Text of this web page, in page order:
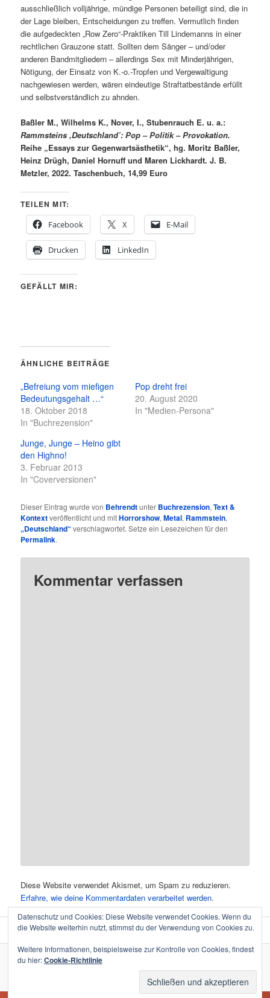
ausschließlich volljährige, mündige Personen beteiligt sind, die in
der Lage bleiben, Entscheidungen zu treffen. Vermutlich finden
die aufgedeckten „Row Zero“-Praktiken Till Lindemanns in einer
rechtlichen Grauzone statt. Sollten dem Sänger – und/oder
anderen Bandmitgliedern – allerdings Sex mit Minderjährigen,
Nötigung, der Einsatz von K.-o.-Tropfen und Vergewaltigung
nachgewiesen werden, wären eindeutige Straftatbestände erfüllt
und selbstverständlich zu ahnden.
Baßler M., Wilhelms K., Nover, I., Stubenrauch E. u. a.:
Rammsteins ,Deutschland’: Pop – Politik – Provokation.
Reihe „Essays zur Gegenwartsästhetik“, hg. Moritz Baßler,
Heinz Drügh, Daniel Hornuff und Maren Lickhardt. J. B.
Metzler, 2022. Taschenbuch, 14,99 Euro
TEILEN MIT:
Facebook
X E-Mail
Drucken LinkedIn
GEFÄLLT MIR:
ÄHNLICHE BEITRÄGE
„Befreiung vom miefigen
Bedeutungsgehalt …“
18. Oktober 2018
In "Buchrezension"
Pop dreht frei
20. August 2020
In "Medien-Persona"
Junge, Junge – Heino gibt
den Highno!
3. Februar 2013
In "Coverversionen"
Dieser Eintrag wurde von Behrendtunter Buchrezension,Text &
Kontextveröffentlicht und mitHorrorshow,Metal, Rammstein,
„Deutschland“verschlagwortet. Setze ein Lesezeichen für den
Permalink.
Kommentar verfassen
Diese Website verwendet Akismet, um Spam zu reduzieren.
Erfahre, wie deine Kommentardaten verarbeitet werden.
Impressum │ Datenschutz
Datenschutz und Cookies: Diese Website verwendet Cookies. Wenn du
die Website weiterhin nutzt, stimmst du der Verwendung von Cookies zu.
Weitere Informationen, beispielsweise zur Kontrolle von Cookies, findest
du hier:Cookie-Richtlinie